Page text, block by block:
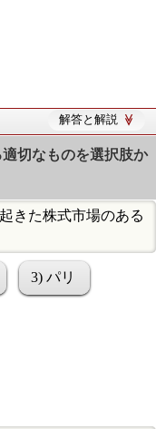
解答と解説
切なものを選択肢か
きた株式市場のある
3) パリ